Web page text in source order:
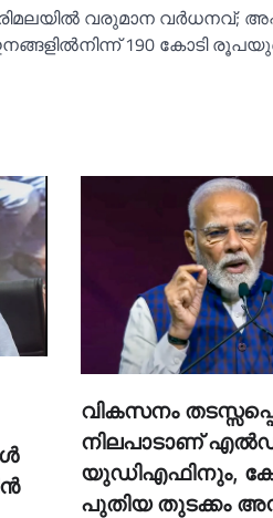
വരുമാന വര്‍ധനവ്;
190 കോടി
വികസനം
നിലപാടാണ്
യുഡിഎഫിനും,
പുതിയ തുടക്കം